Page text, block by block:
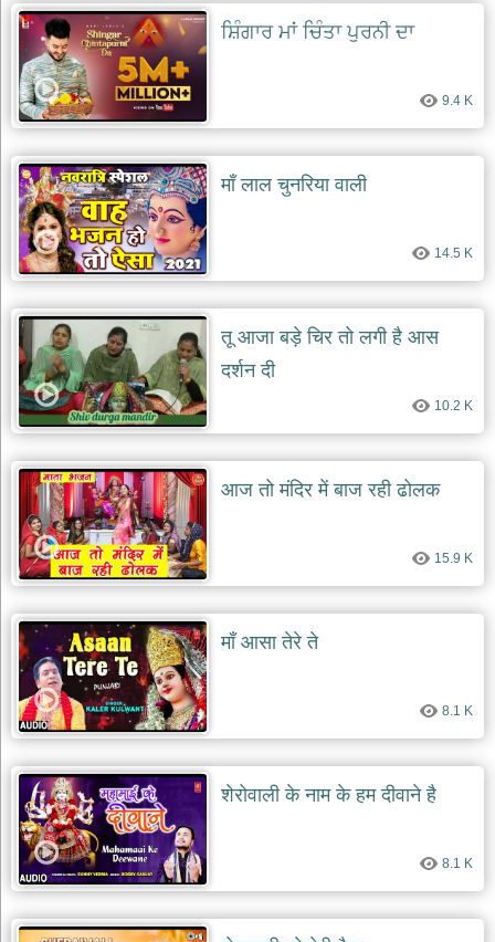
ਸ਼ਿੰਗਾਰ ਮਾਂ ਚਿੰਤਾ ਪੁਰਨੀ ਦਾ
9.4 K
माँ लाल चुनरिया वाली
14.5 K
तू आजा बड़े चिर तो लगी है आस
दर्शन दी
10.2 K
आज तो मंदिर में बाज रही ढोलक
15.9 K
माँ आसा तेरे ते
8.1 K
शेरोवाली के नाम के हम दीवाने है
8.1 K